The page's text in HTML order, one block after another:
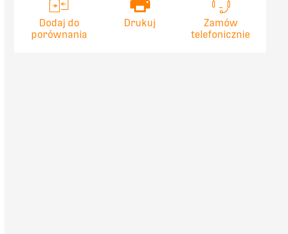
Dodaj do
porównania
Drukuj
Zamów
telefonicznie